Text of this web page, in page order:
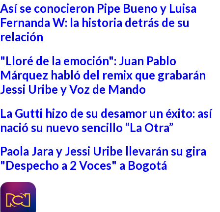
Así se conocieron Pipe Bueno y Luisa
Fernanda W: la historia detrás de su
relación
"Lloré de la emoción": Juan Pablo
Márquez habló del remix que grabarán
Jessi Uribe y Voz de Mando
La Gutti hizo de su desamor un éxito: así
nació su nuevo sencillo “La Otra”
Paola Jara y Jessi Uribe llevarán su gira
"Despecho a 2 Voces" a Bogotá